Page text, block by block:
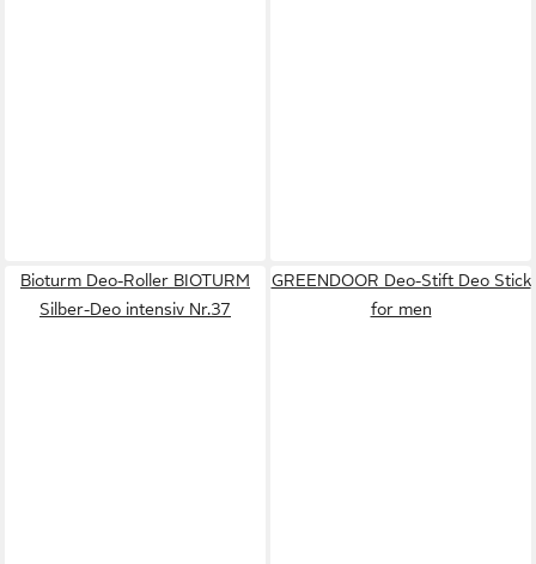
Bioturm Deo-Roller BIOTURM
Silber-Deo intensiv Nr.37
GREENDOOR Deo-Stift Deo Stick
for men